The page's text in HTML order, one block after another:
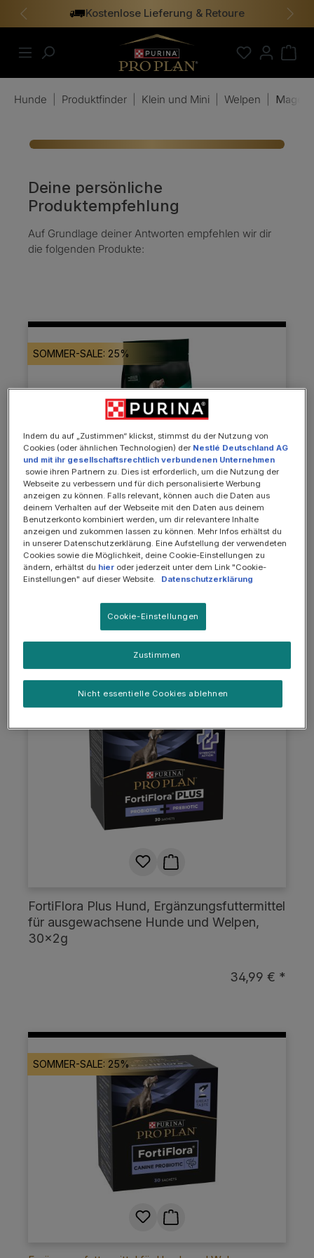
springen Kostenlose Lieferung & Retoure
Vorheriges
Hunde Produktfinder Klein und Mini Welpen
Deine persönliche
Produktempfehlung
Auf Grundlage deiner Antworten empfehlen wir dir
die folgenden Produkte:
SOMMER-SALE: 25%
Diät-Alleinfuttermittel zur Unterstützung des Magen-
Darm-Traktes
EN Gastrointestinal, Diätfuttermittel trocken
für Hunde zur Unterstützung des Magen-
SOMMER-SALE: 25%
FortiFlora Plus Hund, Ergänzungsfuttermittel
für ausgewachsene Hunde und Welpen,
30x2g
34,99 € *
SOMMER-SALE: 25%
Indem du auf „Zustimmen“ klickst, stimmst du der Nutzung von
Cookies (oder ähnlichen Technologien) der Nestlé Deutschland AG
und mit ihr gesellschaftsrechtlich verbundenen Unternehmen
sowie ihren Partnern zu. Dies ist erforderlich, um die Nutzung der
Webseite zu verbessern und für dich personalisierte Werbung
anzeigen zu können. Falls relevant, können auch die Daten aus
deinem Verhalten auf der Webseite mit den Daten aus deinem
Benutzerkonto kombiniert werden, um dir relevantere Inhalte
anzeigen und zukommen lassen zu können. Mehr Infos erhältst du
in unserer Datenschutzerklärung. Eine Aufstellung der verwendeten
Cookies sowie die Möglichkeit, deine Cookie-Einstellungen zu
ändern, erhältst du hier oder jederzeit unter dem Link "Cookie-
Einstellungen" auf dieser Website.
Datenschutzerklärung
Cookie-Einstellungen
Nicht essentielle Cookies ablehnen
Zustimmen